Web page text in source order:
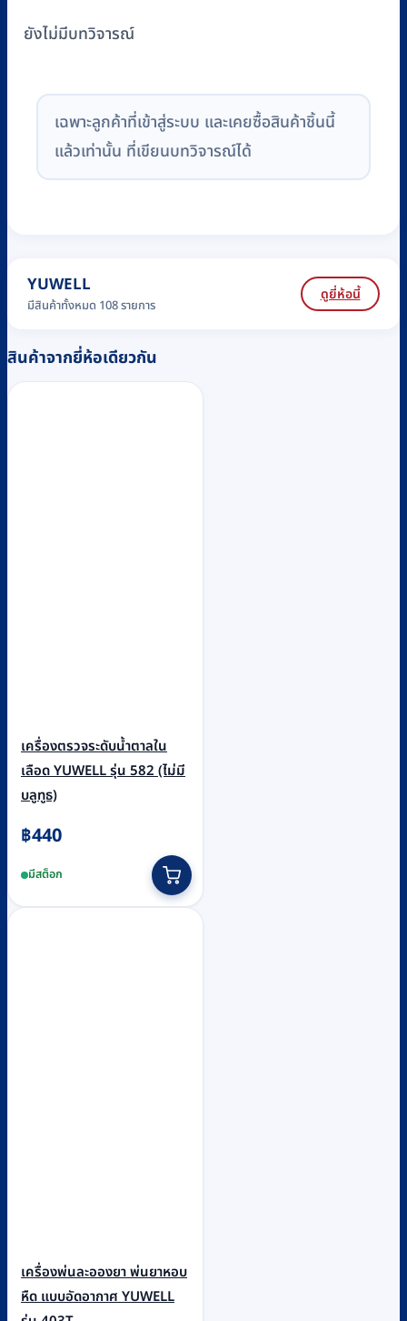
ยังไม่มีบทวิจารณ์
เฉพาะลูกค้าที่เข้าสู่ระบบ และเคยซื้อสินค้าชิ้นนี้
แล้วเท่านั้น ที่เขียนบทวิจารณ์ได้
YUWELL
มีสินค้าทั้งหมด 108 รายการ
ดูยี่ห้อนี้
สินค้าจากยี่ห้อเดียวกัน
เครื่องตรวจระดับน้ำตาลใน
เลือด YUWELL รุ่น 582 (ไม่มี
บลูทูธ)
฿440
มีสต็อก
เครื่องพ่นละอองยา พ่นยาหอบ
หืด แบบอัดอากาศ YUWELL